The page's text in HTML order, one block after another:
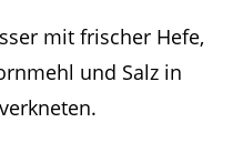
mit frischer Hefe,
und Salz in